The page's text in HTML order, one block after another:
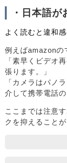
・日本語が
よく読むと違和
例えばamazonの
「素早くビデオ
張ります。」
「カメラはパノ
介して携帯電話
ここまでは注意
クを抑えることが